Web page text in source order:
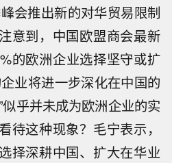
会推出新的对华贸易限制
意到，中国欧盟商会最新
的欧洲企业选择坚守或扩
业将进一步深化在中国的
似乎并未成为欧洲企业的实
待这种现象？毛宁表示，
择深耕中国、扩大在华业